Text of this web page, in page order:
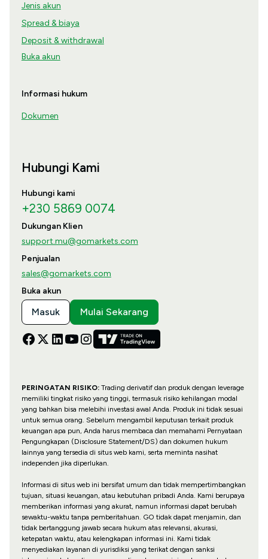
Jenis akun
Spread & biaya
Deposit & withdrawal
Buka akun
Informasi hukum
Dokumen
Hubungi Kami
Hubungi kami
+230 5869 0074
Dukungan Klien
support.mu@gomarkets.com
Penjualan
sales@gomarkets.com
Buka akun
Masuk Mulai Sekarang
PERINGATAN RISIKO:Trading derivatif dan produk dengan leverage
memiliki tingkat risiko yang tinggi, termasuk risiko kehilangan modal
yang bahkan bisa melebihi investasi awal Anda. Produk ini tidak sesuai
untuk semua orang. Sebelum mengambil keputusan terkait produk
keuangan apa pun, Anda harus membaca dan memahami Pernyataan
Pengungkapan (Disclosure Statement/DS) dan dokumen hukum
lainnya yang tersedia di situs web kami, serta meminta nasihat
independen jika diperlukan.
Informasi di situs web ini bersifat umum dan tidak mempertimbangkan
tujuan, situasi keuangan, atau kebutuhan pribadi Anda. Kami berupaya
memberikan informasi yang akurat, namun informasi dapat berubah
sewaktu-waktu tanpa pemberitahuan. GO tidak dapat menjamin, dan
tidak bertanggung jawab secara hukum atas relevansi, akurasi,
ketepatan waktu, atau kelengkapan informasi ini. Kami tidak
menyediakan layanan di yurisdiksi yang terikat dengan sanksi